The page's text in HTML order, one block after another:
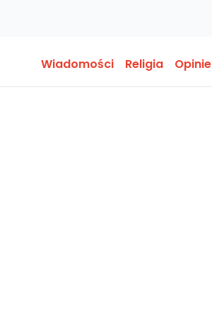
Wiadomości Religia Opinie